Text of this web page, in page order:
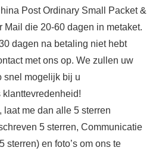
Post Ordinary Small Packet &
Mail die 20-60 dagen in metaket.
dagen na betaling niet hebt
met ons op. We zullen uw
snel mogelijk bij u
me dan alle 5 sterren
5 sterren, Communicatie
sterren) en foto’s om ons te